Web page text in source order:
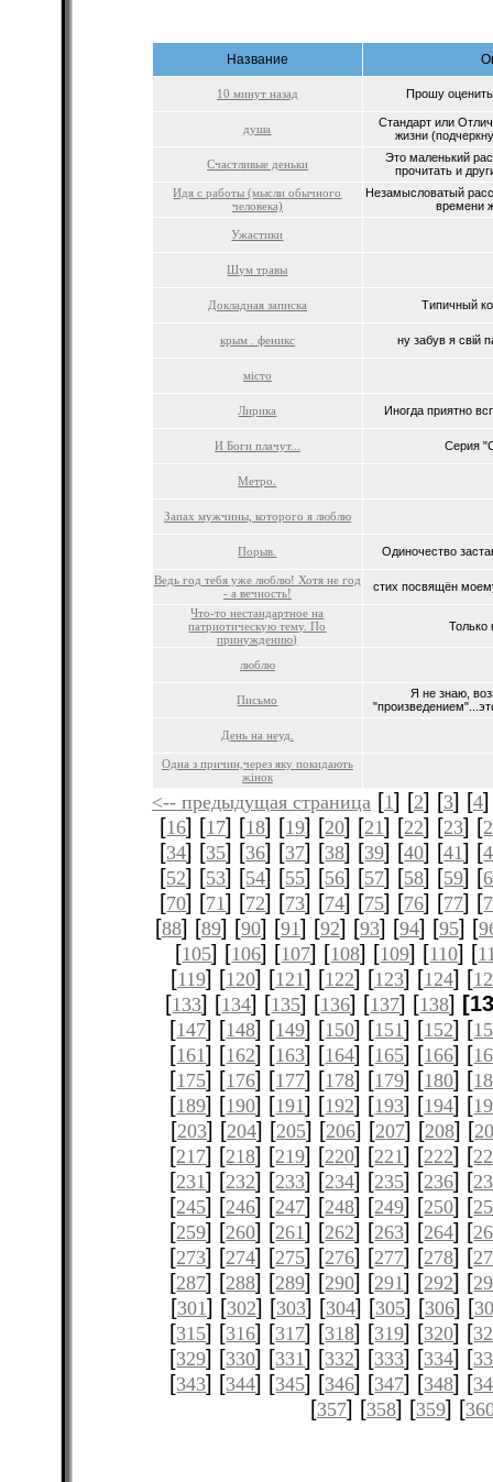
Название
10 минут назад Прошу
душа
Стандарт или
жизни
Счастливые деньки
Это маленький
прочитать и
Идя с работы (мысли обычного
человека)
Незамысловатый
времени
Ужастики
Шум травы
Докладная записка Типичный
крым . феникс ну забув я свiй
мiсто
Лирика Иногда приятно
И Боги плачут... Серия
Метро.
Запах мужчины, которого я люблю
Порыв. Одиночество
Ведь год тебя уже люблю! Хотя не год
- а вечность!
стих посвящён
Что-то нестандартное на
патриотическую тему. По
принуждению)
Только
люблю
Письмо
Я не знаю,
День на неуд.
Одна з причин,через яку покидають
жінок
<-- предыдущая страница [1] [2] [3] [4
[16] [17] [18] [19] [20] [21] [22] [23] [
[34] [35] [36] [37] [38] [39] [40] [41] [
[52] [53] [54] [55] [56] [57] [58] [59] [
[70] [71] [72] [73] [74] [75] [76] [77] [
[88] [89] [90] [91] [92] [93] [94] [95] [
[105] [106] [107] [108] [109] [110] [
[119] [120] [121] [122] [123] [124] [
[133] [134] [135] [136] [137] [138]
[147] [148] [149] [150] [151] [152] [
[161] [162] [163] [164] [165] [166] [
[175] [176] [177] [178] [179] [180] [
[189] [190] [191] [192] [193] [194] [
[203] [204] [205] [206] [207] [208] [
[217] [218] [219] [220] [221] [222] [
[231] [232] [233] [234] [235] [236] [
[245] [246] [247] [248] [249] [250] [
[259] [260] [261] [262] [263] [264] [
[273] [274] [275] [276] [277] [278] [
[287] [288] [289] [290] [291] [292] [
[301] [302] [303] [304] [305] [306] [
[315] [316] [317] [318] [319] [320] [
[329] [330] [331] [332] [333] [334] [
[343] [344] [345] [346] [347] [348] [
[357] [358] [359] [